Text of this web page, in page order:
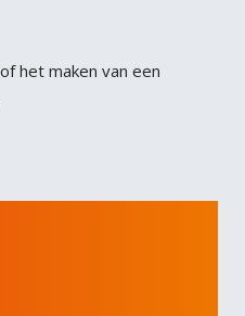
het maken van een